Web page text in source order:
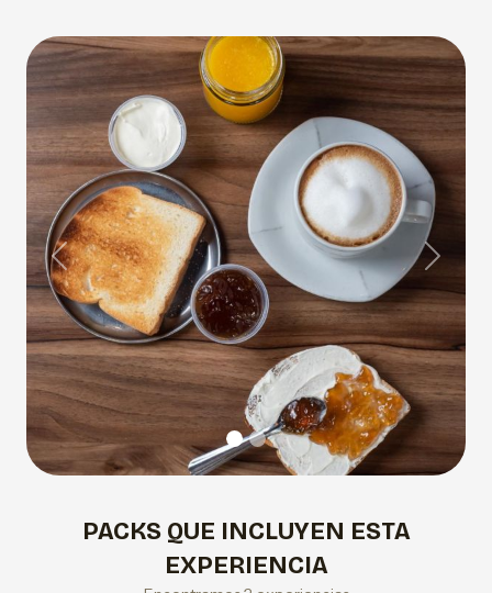
Previous Next
PACKS QUE INCLUYEN ESTA
EXPERIENCIA